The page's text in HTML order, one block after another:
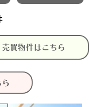
売買物件はこちら